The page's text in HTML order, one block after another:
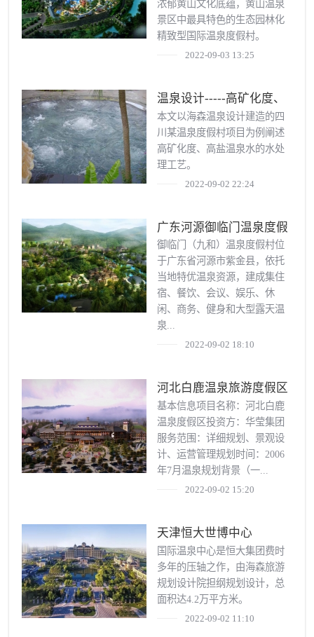
浓郁黄山文化底蕴，黄山温泉
景区中最具特色的生态园林化
精致型国际温泉度假村。
2022-09-03 13:25
温泉设计-----高矿化度、
高盐温泉水的水处理工艺
本文以海森温泉设计建造的四
川某温泉度假村项目为例阐述
高矿化度、高盐温泉水的水处
理工艺。
2022-09-02 22:24
广东河源御临门温泉度假
村
御临门（九和）温泉度假村位
于广东省河源市紫金县，依托
当地特优温泉资源，建成集住
宿、餐饮、会议、娱乐、休
闲、商务、健身和大型露天温
泉...
2022-09-02 18:10
河北白鹿温泉旅游度假区
基本信息项目名称：河北白鹿
温泉度假区投资方：华莹集团
服务范围：详细规划、景观设
计、运营管理规划时间：2006
年7月温泉规划背景（一...
2022-09-02 15:20
天津恒大世博中心
国际温泉中心是恒大集团费时
多年的压轴之作，由海森旅游
规划设计院担纲规划设计，总
面积达4.2万平方米。
2022-09-02 11:10